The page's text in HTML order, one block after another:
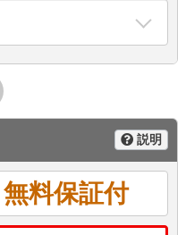
説明
無料保証付